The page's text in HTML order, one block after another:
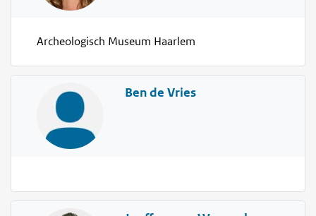
Archeologisch Museum Haarlem
Ben de Vries